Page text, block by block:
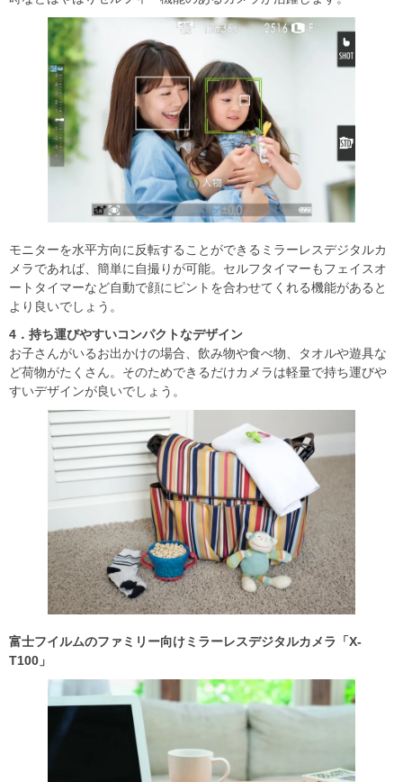
モニターを水平方向に反転することができるミラーレスデジタルカ
メラであれば、簡単に自撮りが可能。セルフタイマーもフェイスオ
ートタイマーなど自動で顔にピントを合わせてくれる機能があると
より良いでしょう。
4 ．持ち運びやすいコンパクトなデザイン
お子さんがいるお出かけの場合、飲み物や食べ物、タオルや遊具な
ど荷物がたくさん。そのためできるだけカメラは軽量で持ち運びや
すいデザインが良いでしょう。
富士フイルムのファミリー向けミラーレスデジタルカメラ「X-
T100」